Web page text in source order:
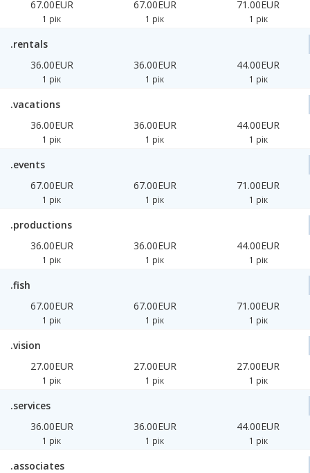
67.00EUR
1 рік
67.00EUR
1 рік
71.00EUR
1 рік
.rentals
36.00EUR
1 рік
36.00EUR
1 рік
44.00EUR
1 рік
.vacations
36.00EUR
1 рік
36.00EUR
1 рік
44.00EUR
1 рік
.events
67.00EUR
1 рік
67.00EUR
1 рік
71.00EUR
1 рік
.productions
36.00EUR
1 рік
36.00EUR
1 рік
44.00EUR
1 рік
.fish
67.00EUR
1 рік
67.00EUR
1 рік
71.00EUR
1 рік
.vision
27.00EUR
1 рік
27.00EUR
1 рік
27.00EUR
1 рік
.services
36.00EUR
1 рік
36.00EUR
1 рік
44.00EUR
1 рік
.associates